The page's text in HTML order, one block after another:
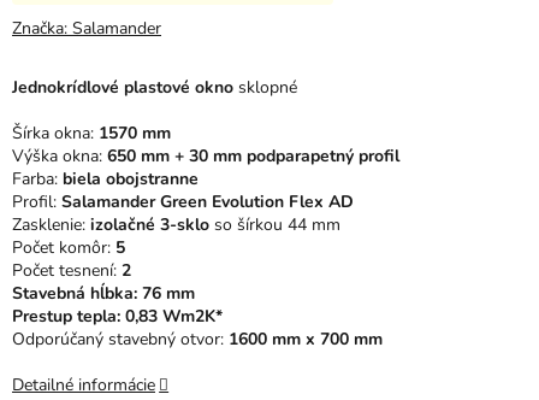
Jednokrídlové plastové okno sklopné
Šírka okna: 1570 mm
Výška okna: 650 mm + 30 mm podparapetný profil
Farba: biela obojstranne
Profil: Salamander Green Evolution Flex AD
Zasklenie: izolačné 3-sklo so šírkou 44 mm
Počet komôr: 5
Počet tesnení: 2
Stavebná hĺbka: 76 mm
Prestup tepla: 0,83 Wm2K*
Odporúčaný stavebný otvor: 1600 mm x 700 mm
Detailné informácie
produktu
z
hviezdičiek.
Značka: Salamander